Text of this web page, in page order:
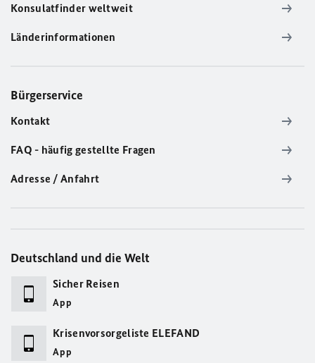
Konsulatfinder weltweit
Länderinformationen
Bürgerservice
Kontakt
FAQ - häufig gestellte Fragen
Adresse / Anfahrt
Deutschland und die Welt
Sicher Reisen
App
Krisenvorsorgeliste ELEFAND
App